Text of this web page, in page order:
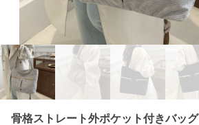
骨格ストレート外ポケット付きバッグ